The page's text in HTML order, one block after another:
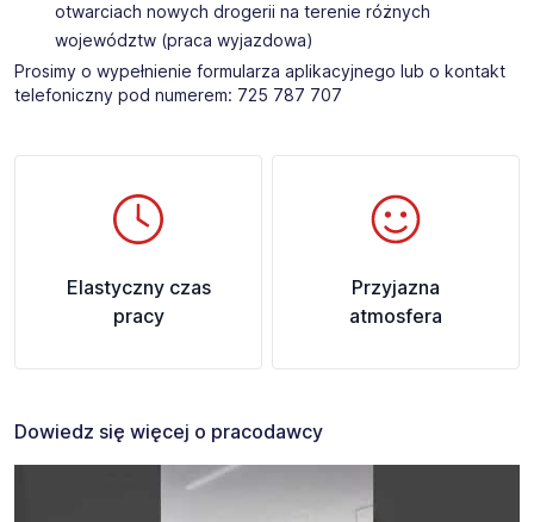
otwarciach nowych drogerii na terenie różnych
województw (praca wyjazdowa)
Prosimy o wypełnienie formularza aplikacyjnego lub o kontakt
telefoniczny pod numerem: 725 787 707
Elastyczny czas
pracy
Przyjazna
atmosfera
Dowiedz się więcej o pracodawcy